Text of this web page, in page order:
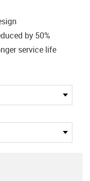
by 50%
service life